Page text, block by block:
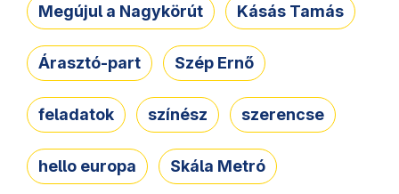
Megújul a Nagykörút Kásás Tamás
Árasztó-part Szép Ernő
feladatok színész szerencse
hello europa Skála Metró